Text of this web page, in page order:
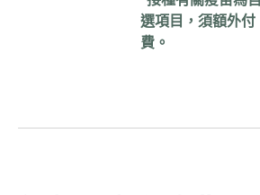
選項目，須額外付
費。